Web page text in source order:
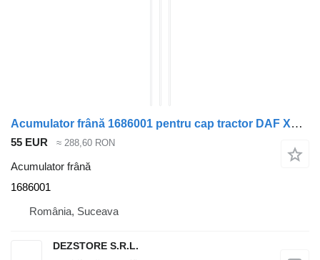
Acumulator frână 1686001 pentru cap tractor DAF XF105
55 EUR ≈ 288,60 RON
Acumulator frână
1686001
România, Suceava
DEZSTORE S.R.L.